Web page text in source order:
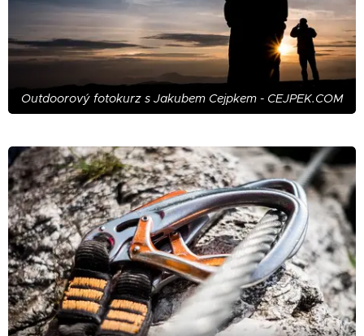
Outdoorový fotokurz s Jakubem Cejpkem - CEJPEK.COM